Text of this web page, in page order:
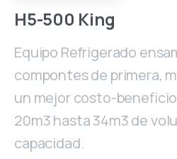
H5-500 King
Equipo Refrigerado
compontes de primera,
un mejor costo-
20m3 hasta 34m3 de
capacidad.